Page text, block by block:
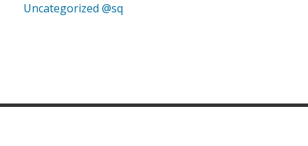
Uncategorized @sq